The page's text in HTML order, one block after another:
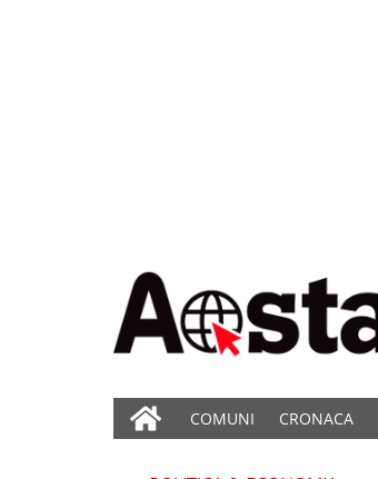
COMUNI CRONACA